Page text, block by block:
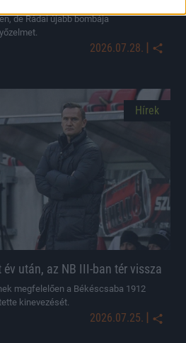
de Rádai újabb bombája
2026.07.28. |
Hírek
év után, az NB III-ban tér vissza
megfelelően a Békéscsaba 1912
kinevezését.
2026.07.25. |